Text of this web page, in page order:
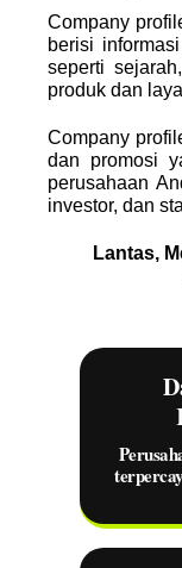
Company
berisi
seperti
produk dan
Company
dan promosi
perusahaan
investor, dan
Lantas,